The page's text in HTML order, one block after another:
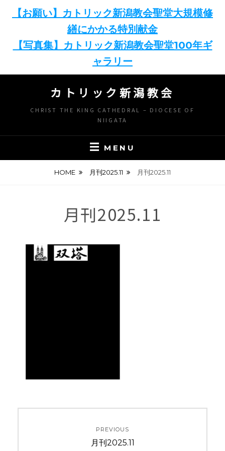
【お願い】カトリック新潟教会聖堂大規模修
繕にかかる特別献金
【写真集】カトリック新潟教会聖堂100年ギ
ャラリー
content
カトリック新潟教会
CHRIST THE KING CATHEDRAL – DIOCESE OF
NIIGATA
MENU
HOME 月刊2025.11 月刊2025.11
月刊2025.11
PREVIOUS
Previous
月刊2025.11